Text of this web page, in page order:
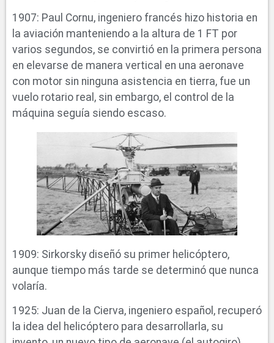
1907: Paul Cornu, ingeniero francés hizo historia en
la aviación manteniendo a la altura de 1 FT por
varios segundos, se convirtió en la primera persona
en elevarse de manera vertical en una aeronave
con motor sin ninguna asistencia en tierra, fue un
vuelo rotario real, sin embargo, el control de la
máquina seguía siendo escaso.
1909: Sirkorsky diseñó su primer helicóptero,
aunque tiempo más tarde se determinó que nunca
volaría.
1925: Juan de la Cierva, ingeniero español, recuperó
la idea del helicóptero para desarrollarla, su